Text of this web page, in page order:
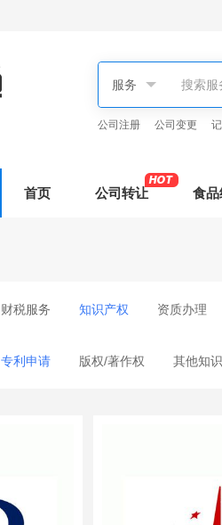
公司注册 公司变更
首页 公司转让 食
财税服务 知识产权 资质办理
专利申请 版权/著作权 其他知